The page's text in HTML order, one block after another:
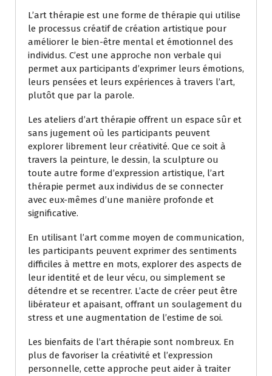
L’art thérapie est une forme de thérapie qui utilise
le processus créatif de création artistique pour
améliorer le bien-être mental et émotionnel des
individus. C’est une approche non verbale qui
permet aux participants d’exprimer leurs émotions,
leurs pensées et leurs expériences à travers l’art,
plutôt que par la parole.
Les ateliers d’art thérapie offrent un espace sûr et
sans jugement où les participants peuvent
explorer librement leur créativité. Que ce soit à
travers la peinture, le dessin, la sculpture ou
toute autre forme d’expression artistique, l’art
thérapie permet aux individus de se connecter
avec eux-mêmes d’une manière profonde et
significative.
En utilisant l’art comme moyen de communication,
les participants peuvent exprimer des sentiments
difficiles à mettre en mots, explorer des aspects de
leur identité et de leur vécu, ou simplement se
détendre et se recentrer. L’acte de créer peut être
libérateur et apaisant, offrant un soulagement du
stress et une augmentation de l’estime de soi.
Les bienfaits de l’art thérapie sont nombreux. En
plus de favoriser la créativité et l’expression
personnelle, cette approche peut aider à traiter